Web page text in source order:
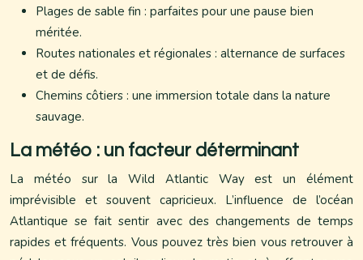
Plages de sable fin : parfaites pour une pause bien
méritée.
Routes nationales et régionales : alternance de surfaces
et de défis.
Chemins côtiers : une immersion totale dans la nature
sauvage.
La météo : un facteur déterminant
La météo sur la Wild Atlantic Way est un élément
imprévisible et souvent capricieux. L’influence de l’océan
Atlantique se fait sentir avec des changements de temps
rapides et fréquents. Vous pouvez très bien vous retrouver à